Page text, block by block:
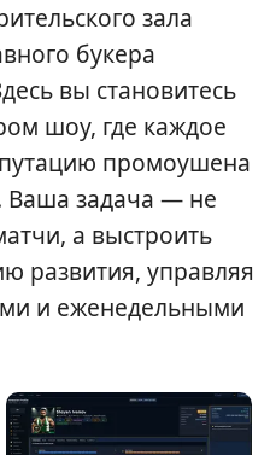
зала
букера
вы становитесь
шоу, где каждое
промоушена
Ваша задача — не
а выстроить
развития, управляя
и еженедельными